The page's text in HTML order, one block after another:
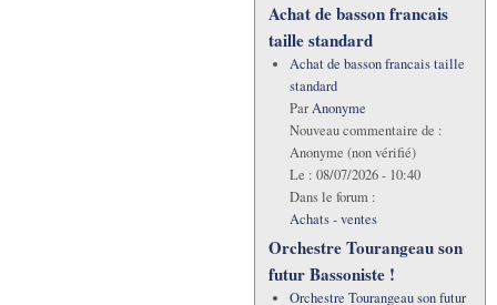
Achat de basson francais
taille standard
Achat de basson francais taille
standard
ParAnonyme
Nouveau commentaire de :
Anonyme (non vérifié)
Le : 08/07/2026 - 10:40
Dans le forum :
Achats - ventes
Orchestre Tourangeau son
futur Bassoniste !
Orchestre Tourangeau son futur